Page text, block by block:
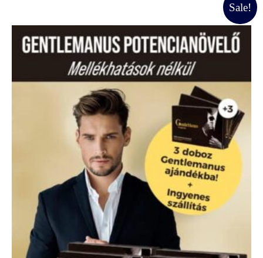
Sale!
was:
81000 Ft.
is:
67500 Ft.